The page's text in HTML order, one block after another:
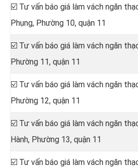
☑️ Tư vấn báo giá làm vách ngăn
Phụng, Phường 10, quận 11
☑️ Tư vấn báo giá làm vách ngăn
Phường 11, quận 11
☑️ Tư vấn báo giá làm vách ngăn
Phường 12, quận 11
☑️ Tư vấn báo giá làm vách ngăn
Hành, Phường 13, quận 11
☑️ Tư vấn báo giá làm vách ngăn